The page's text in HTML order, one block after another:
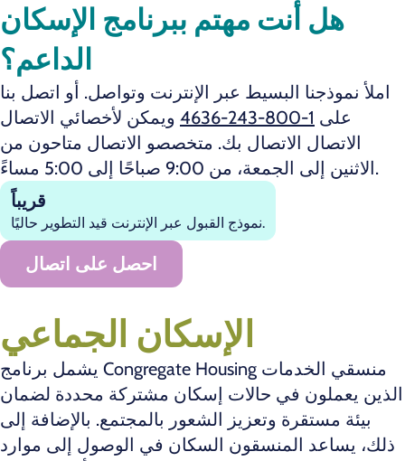
هل أنت مهتم ببرنامج الإسكان
الداعم؟
املأ نموذجنا البسيط عبر الإنترنت وتواصل. أو اتصل بنا
على 1-800-243-4636
ويمكن لأخصائي الاتصال
الاتصال الاتصال بك. متخصصو الاتصال متاحون من
الاثنين إلى الجمعة، من 9:00 صباحًا إلى 5:00 مساءً.
قريباً
نموذج القبول عبر الإنترنت قيد التطوير حاليًا.
احصل على اتصال
الإسكان الجماعي
يشمل برنامج Congregate Housing منسقي الخدمات
الذين يعملون في حالات إسكان مشتركة محددة لضمان
بيئة مستقرة وتعزيز الشعور بالمجتمع. بالإضافة إلى
ذلك، يساعد المنسقون السكان في الوصول إلى موارد